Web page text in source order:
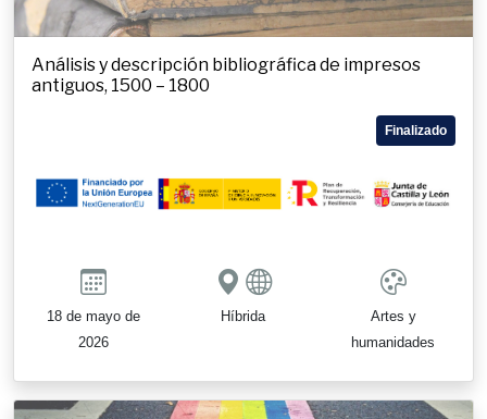
Análisis y descripción bibliográfica de impresos
antiguos, 1500 – 1800
Finalizado
18 de mayo de
2026
Híbrida
Artes y
humanidades